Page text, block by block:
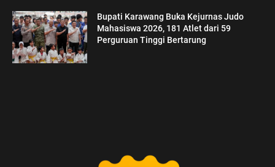
Bupati Karawang Buka Kejurnas Judo
Mahasiswa 2026, 181 Atlet dari 59
Perguruan Tinggi Bertarung